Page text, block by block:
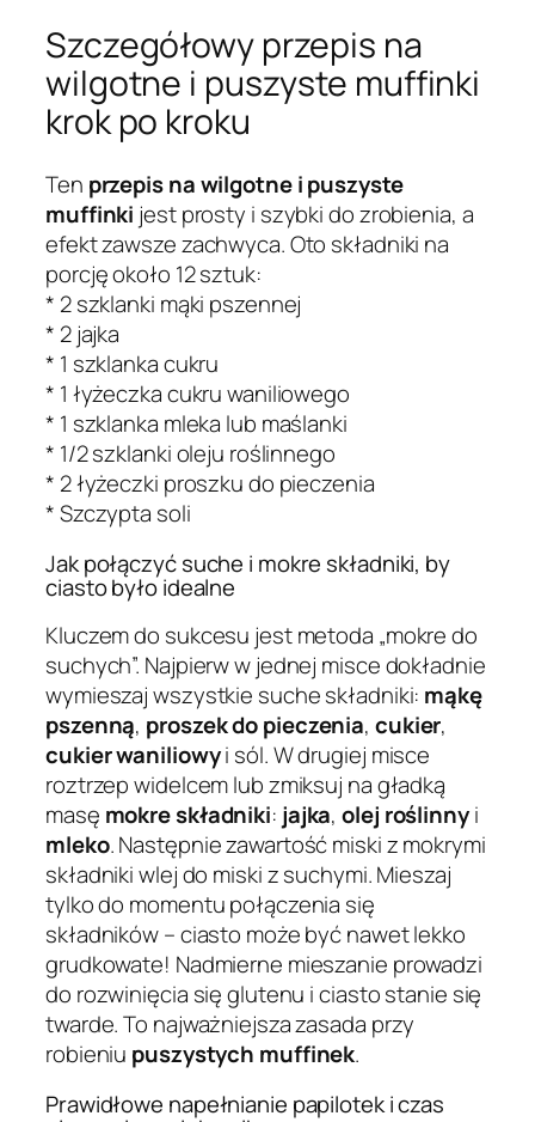
Szczegółowy przepis na
wilgotne i puszyste muffinki
krok po kroku
Ten przepis na wilgotne i puszyste
muffinki jest prosty i szybki do zrobienia, a
efekt zawsze zachwyca. Oto składniki na
porcję około 12 sztuk:
* 2 szklanki mąki pszennej
* 2 jajka
* 1 szklanka cukru
* 1 łyżeczka cukru waniliowego
* 1 szklanka mleka lub maślanki
* 1/2 szklanki oleju roślinnego
* 2 łyżeczki proszku do pieczenia
* Szczypta soli
Jak połączyć suche i mokre składniki, by
ciasto było idealne
Kluczem do sukcesu jest metoda „mokre do
suchych”. Najpierw w jednej misce dokładnie
wymieszaj wszystkie suche składniki: mąkę
pszenną, proszek do pieczenia, cukier,
cukier waniliowyi sól. W drugiej misce
roztrzep widelcem lub zmiksuj na gładką
masę mokre składniki: jajka,olej roślinnyi
mleko. Następnie zawartość miski z mokrymi
składniki wlej do miski z suchymi. Mieszaj
tylko do momentu połączenia się
składników – ciasto może być nawet lekko
grudkowate! Nadmierne mieszanie prowadzi
do rozwinięcia się glutenu i ciasto stanie się
twarde. To najważniejsza zasada przy
robieniu puszystych muffinek.
Prawidłowe napełnianie papilotek i czas